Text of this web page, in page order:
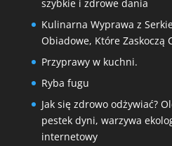
szybkie i zdrowe dania
Kulinarna Wyprawa z
Obiadowe, Które Zaskoczą
Przyprawy w kuchni.
Ryba fugu
Jak się zdrowo odżywiać?
pestek dyni, warzywa
internetowy